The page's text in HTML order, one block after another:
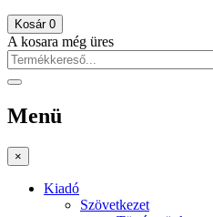
Kosár 0
A kosara még üres
Menü
×
Kiadó
Szövetkezet